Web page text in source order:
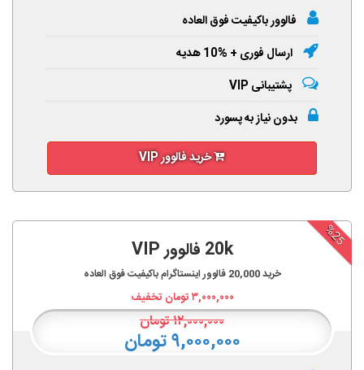
فالوور باکیفیت فوق العاده
ارسال فوری + %10 هدیه
پشتیبانی VIP
بدون نیاز به پسورد
خرید فالوور VIP
%25
20k فالوور VIP
خرید20,000 فالوور اینستاگرام باکیفیت فوق العاده
۳,۰۰۰,۰۰۰تومان تخفیف
۱۲,۰۰۰,۰۰۰تومان
۹,۰۰۰,۰۰۰ تومان